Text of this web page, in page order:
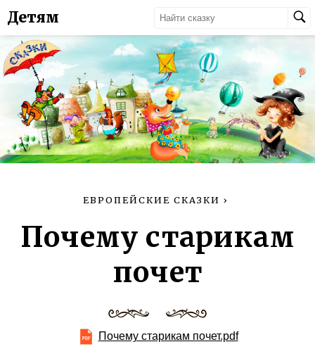
Детям
ЕВРОПЕЙСКИЕ СКАЗКИ ›
Почему старикам
почет
Почему старикам почет.pdf